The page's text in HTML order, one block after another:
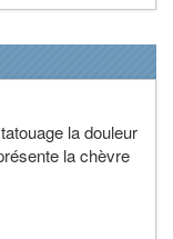
la douleur
la chèvre